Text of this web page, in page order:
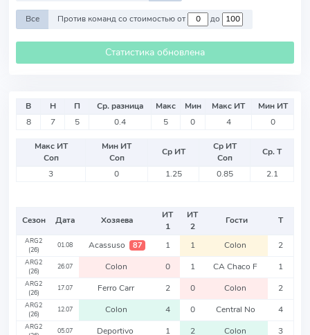
Все Против команд со стоимостью от до
Статистика обновлена
В Н П Ср. разница Макс Мин Макс ИТ
Мин ИТ
8
7 5 0.4 5 0 4 0
Макс ИТ
Соп
Мин ИТ
Соп
Ср ИТ
Ср ИТ
Соп
Ср. Т
3
0 1.25 0.85 2.1
Сезон Дата Хозяева
ИТ
1
ИТ
2
Гости Т
ARG2
(26)
01.08 Acassuso 87 1 1 Colon 2
ARG2
(26)
26.07 Colon 0 1 CA Chaco F 1
ARG2
(26)
17.07 Ferro Carr 2 0 Colon 2
ARG2
(26)
12.07 Colon 4 0 Central No 4
ARG2
05.07 Deportivo 1 2 Colon 3